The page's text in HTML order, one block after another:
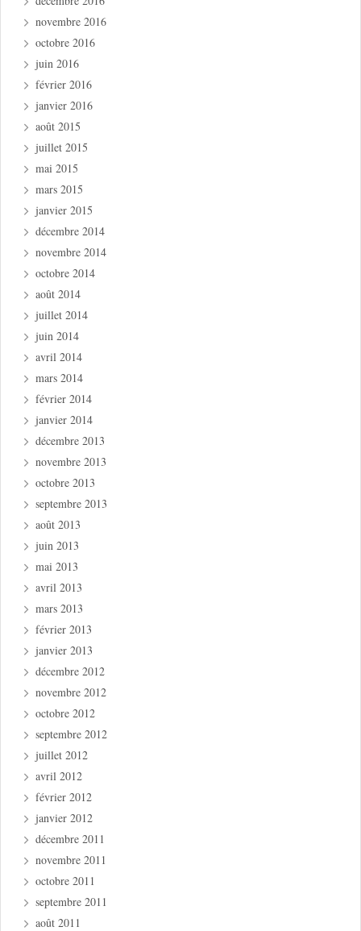
novembre 2016
octobre 2016
juin 2016
février 2016
janvier 2016
août 2015
juillet 2015
mai 2015
mars 2015
janvier 2015
décembre 2014
novembre 2014
octobre 2014
août 2014
juillet 2014
juin 2014
avril 2014
mars 2014
février 2014
janvier 2014
décembre 2013
novembre 2013
octobre 2013
septembre 2013
août 2013
juin 2013
mai 2013
avril 2013
mars 2013
février 2013
janvier 2013
décembre 2012
novembre 2012
octobre 2012
septembre 2012
juillet 2012
avril 2012
février 2012
janvier 2012
décembre 2011
novembre 2011
octobre 2011
septembre 2011
août 2011